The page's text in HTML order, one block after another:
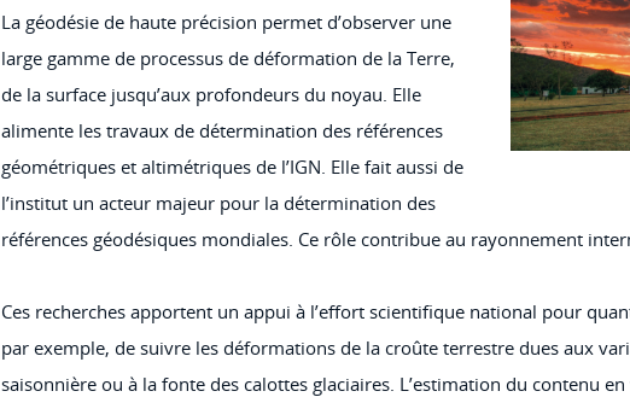
La géodésie de haute précision permet d’observer une
large gamme de processus de déformation de la Terre,
de la surface jusqu’aux profondeurs du noyau. Elle
alimente les travaux de détermination des références
géométriques et altimétriques de l’IGN. Elle fait aussi de
l’institut un acteur majeur pour la détermination des
références géodésiques mondiales. Ce rôle contribue au rayonnement
Ces recherches apportent un appui à l’effort scientifique national pour
par exemple, de suivre les déformations de la croûte terrestre dues aux
saisonnière ou à la fonte des calottes glaciaires. L’estimation du contenu en